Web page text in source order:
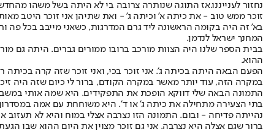
נחזור לענייננו.אז התוגה שנותרה צרובה בי לא היתה בשל משהו
זוכר ממש טוב - את כיתה א' וכיתה ג' - ואת שתיהן אני זוכר היטב
בא' זה היה בקומה הראשונה ליד גרם המדרגות, כשאני מייבב בכל פה
המחנך ישראל לנדמן.
בבית הספר שלנו היה הצוות מורכב ברובו ממורים גברים. היתה גם
ההוא.
הפעם הבאה היתה בכיתה ג'. אני זוכר בכי, ואני זוכר שזה קרה
במקרה הזה, עוד יותר מאשר במקרה הקודם, ברור לי כיום שזה היה
התמונה הבאה שלי דווקא הופכת את התפקידים. היא שמה אותי
בתי הצעירה מתחילה את כיתה ג' או ד'. היא משוחחת עם אמה במסדרון
נהייתה פדיחה - ובום. התמונה הזו נצרבה אצלי במוח והיא לא תעזוב
ברור שגם אצלה היא נצרבה. אני גם זוכר מצוין את היום ההוא שבו